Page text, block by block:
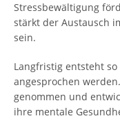
Stressbewältigung
stärkt der Austausch
sein.
Langfristig entsteht
angesprochen
genommen und
ihre mentale